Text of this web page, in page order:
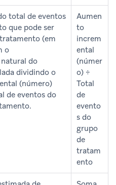
total de eventos
que pode ser
(em
o
do
dividindo o
(número)
de eventos do
Aumen
to
increm
ental
(númer
o) ÷
Total
de
evento
s do
grupo
de
tratam
ento